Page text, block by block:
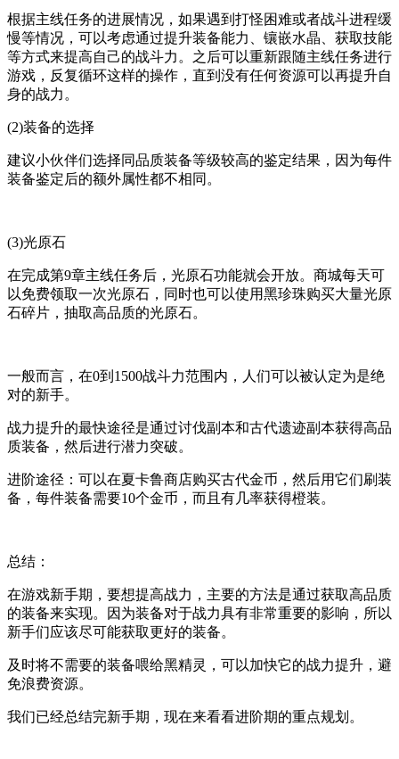
根据主线任务的进展情况，如果遇到打怪困难或者战斗进程缓
慢等情况，可以考虑通过提升装备能力、镶嵌水晶、获取技能
等方式来提高自己的战斗力。之后可以重新跟随主线任务进行
游戏，反复循环这样的操作，直到没有任何资源可以再提升自
身的战力。
(2)装备的选择
建议小伙伴们选择同品质装备等级较高的鉴定结果，因为每件
装备鉴定后的额外属性都不相同。
(3)光原石
在完成第9章主线任务后，光原石功能就会开放。商城每天可
以免费领取一次光原石，同时也可以使用黑珍珠购买大量光原
石碎片，抽取高品质的光原石。
一般而言，在0到1500战斗力范围内，人们可以被认定为是绝
对的新手。
战力提升的最快途径是通过讨伐副本和古代遗迹副本获得高品
质装备，然后进行潜力突破。
进阶途径：可以在夏卡鲁商店购买古代金币，然后用它们刷装
备，每件装备需要10个金币，而且有几率获得橙装。
总结：
在游戏新手期，要想提高战力，主要的方法是通过获取高品质
的装备来实现。因为装备对于战力具有非常重要的影响，所以
新手们应该尽可能获取更好的装备。
及时将不需要的装备喂给黑精灵，可以加快它的战力提升，避
免浪费资源。
我们已经总结完新手期，现在来看看进阶期的重点规划。